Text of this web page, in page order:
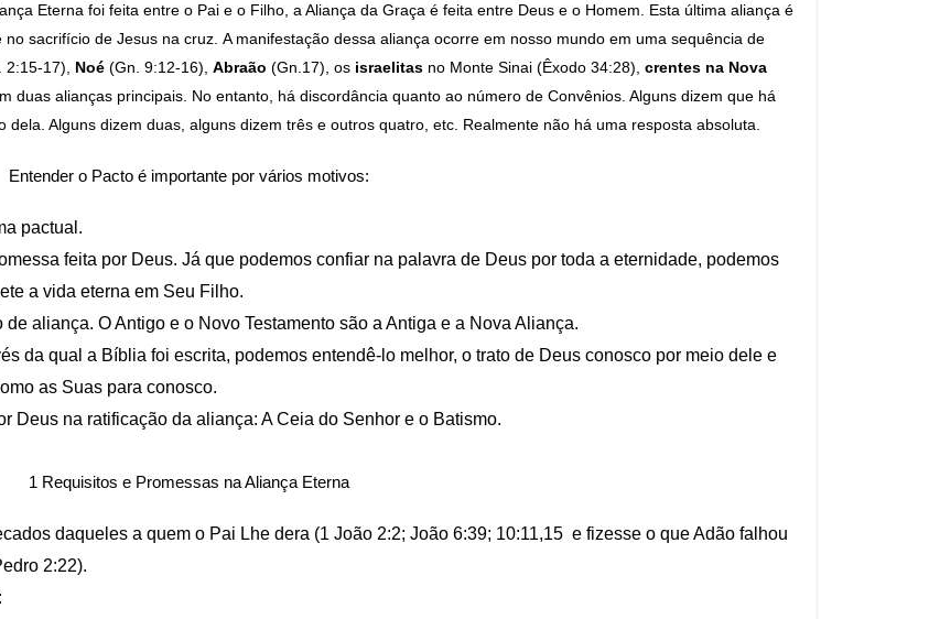
Eterna foi feita entre o Pai e o Filho, a Aliança da Graça é feita entre Deus e o Homem. Esta última aliança é
sacrifício de Jesus na cruz. A manifestação dessa aliança ocorre em nosso mundo em uma sequência de
2:15-17), Noé (Gn. 9:12-16), Abraão (Gn.17), os israelitas no Monte Sinai (Êxodo 34:28), crentes na Nova
duas alianças principais. No entanto, há discordância quanto ao número de Convênios. Alguns dizem que há
Alguns dizem duas, alguns dizem três e outros quatro, etc. Realmente não há uma resposta absoluta.
Entender o Pacto é importante por vários motivos:
pactual.
feita por Deus. Já que podemos confiar na palavra de Deus por toda a eternidade, podemos
a vida eterna em Seu Filho.
aliança. O Antigo e o Novo Testamento são a Antiga e a Nova Aliança.
da qual a Bíblia foi escrita, podemos entendê-lo melhor, o trato de Deus conosco por meio dele e
as Suas para conosco.
Deus na ratificação da aliança: A Ceia do Senhor e o Batismo.
1 Requisitos e Promessas na Aliança Eterna
daqueles a quem o Pai Lhe dera (1 João 2:2; João 6:39; 10:11,15 e fizesse o que Adão falhou
2:22).